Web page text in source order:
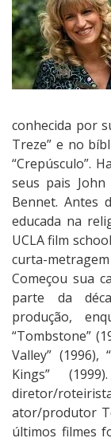
conhecida por
Treze” e no
“Crepúsculo”.
seus pais John
Bennet. Antes
educada na
UCLA film
curta-
Começou sua
parte da
produção,
“Tombstone”
Valley” (1996),
Kings”
diretor/
ator/produtor
últimos filmes